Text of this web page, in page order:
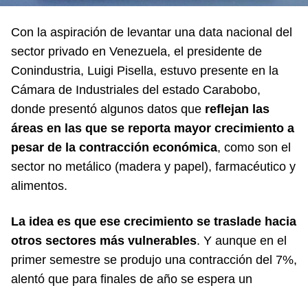
Con la aspiración de levantar una data nacional del
sector privado en Venezuela, el presidente de
Conindustria, Luigi Pisella, estuvo presente en la
Cámara de Industriales del estado Carabobo,
donde presentó algunos datos que reflejan las
áreas en las que se reporta mayor crecimiento a
pesar de la contracción económica, como son el
sector no metálico (madera y papel), farmacéutico y
alimentos.
La idea es que ese crecimiento se traslade hacia
otros sectores más vulnerables. Y aunque en el
primer semestre se produjo una contracción del 7%,
alentó que para finales de año se espera un